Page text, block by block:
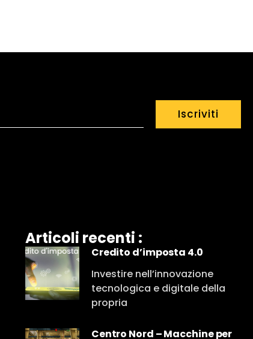
Iscriviti
Articoli recenti :
Credito d’imposta 4.0
Investire nell’innovazione
tecnologica e digitale della
propria
Centro Nord – Macchine per